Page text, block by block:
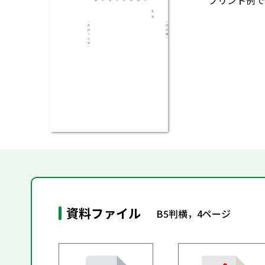
資料ファイル B5判横，4ページ